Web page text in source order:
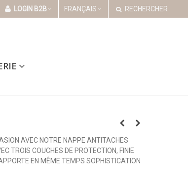
LOGIN B2B FRANÇAIS RECHERCHER
AVEC NOTRE NAPPE ANTITACHES
TROIS COUCHES DE PROTECTION, FINIE
EN MÊME TEMPS SOPHISTICATION